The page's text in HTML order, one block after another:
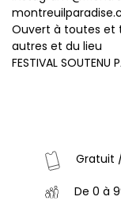
Ouvert à toutes et
autres et du lieu
FESTIVAL SOUTENU
Gratuit
De 0 à